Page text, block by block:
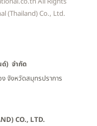
(Thailand) Co., Ltd.
ด์) จำกัด
งจังหวัดสมุทรปราการ
CO., LTD.